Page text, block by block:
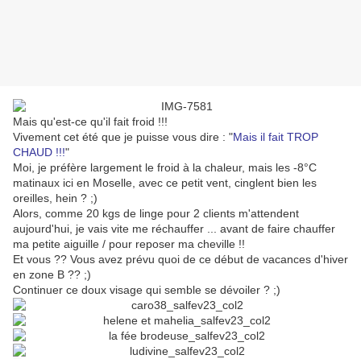
Mais qu'est-ce qu'il fait froid !!!
Vivement cet été que je puisse vous dire : "Mais il fait TROP
CHAUD !!!"
Moi, je préfère largement le froid à la chaleur, mais les -8°C
matinaux ici en Moselle, avec ce petit vent, cinglent bien les
oreilles, hein ? ;)
Alors, comme 20 kgs de linge pour 2 clients m'attendent
aujourd'hui, je vais vite me réchauffer ... avant de faire chauffer
ma petite aiguille / pour reposer ma cheville !!
Et vous ?? Vous avez prévu quoi de ce début de vacances d'hiver
en zone B ?? ;)
Continuer ce doux visage qui semble se dévoiler ? ;)